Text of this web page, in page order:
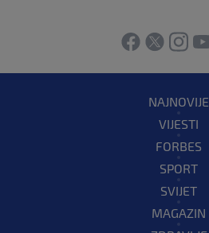
NAJNOVIJE
VIJESTI
FORBES
SPORT
SVIJET
MAGAZIN